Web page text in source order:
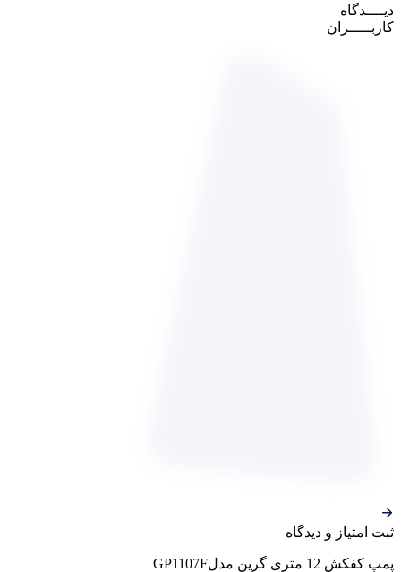
دیــــدگاه
کاربـــــران
ثبت‌ امتیاز‌ و‌ دیدگاه
پمپ کفکش 12 متری گرین مدلGP1107F